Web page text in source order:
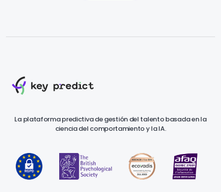
La plataforma predictiva de gestión del talento basada en la
ciencia del comportamiento y la IA.